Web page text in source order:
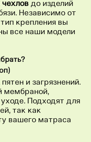
до изделий
Независимо от
крепления вы
все наши модели
и загрязнений.
мембраной,
Подходят для
так как
вашего матраса